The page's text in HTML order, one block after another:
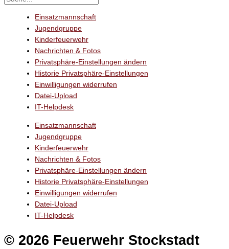
Einsatzmannschaft
Jugendgruppe
Kinderfeuerwehr
Nachrichten & Fotos
Privatsphäre-Einstellungen ändern
Historie Privatsphäre-Einstellungen
Einwilligungen widerrufen
Datei-Upload
IT-Helpdesk
Einsatzmannschaft
Jugendgruppe
Kinderfeuerwehr
Nachrichten & Fotos
Privatsphäre-Einstellungen ändern
Historie Privatsphäre-Einstellungen
Einwilligungen widerrufen
Datei-Upload
IT-Helpdesk
© 2026 Feuerwehr Stockstadt